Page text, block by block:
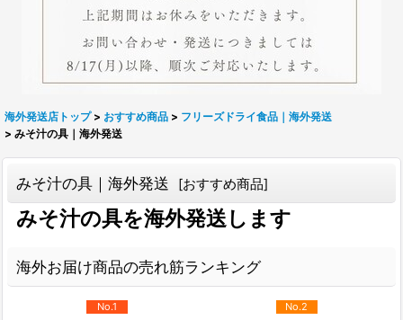
海外発送店トップ > おすすめ商品 > フリーズドライ食品｜海外発送
> みそ汁の具｜海外発送
みそ汁の具｜海外発送 [おすすめ商品]
みそ汁の具を海外発送します
海外お届け商品の売れ筋ランキング
No.1 No.2